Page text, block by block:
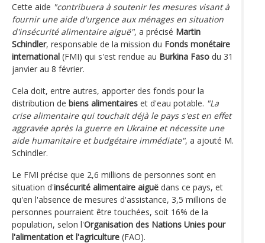
Cette aide "contribuera à soutenir les mesures visant à
fournir une aide d'urgence aux ménages en situation
d'insécurité alimentaire aiguë", a précisé Martin
Schindler, responsable de la mission du Fonds monétaire
international (FMI) qui s'est rendue au Burkina Faso du 31
janvier au 8 février.
Cela doit, entre autres, apporter des fonds pour la
distribution de biens alimentaires et d'eau potable. "La
crise alimentaire qui touchait déjà le pays s'est en effet
aggravée après la guerre en Ukraine et nécessite une
aide humanitaire et budgétaire immédiate", a ajouté M.
Schindler.
Le FMI précise que 2,6 millions de personnes sont en
situation d'insécurité alimentaire aiguë dans ce pays, et
qu'en l'absence de mesures d'assistance, 3,5 millions de
personnes pourraient être touchées, soit 16% de la
population, selon l'Organisation des Nations Unies pour
l'alimentation et l'agriculture (FAO).